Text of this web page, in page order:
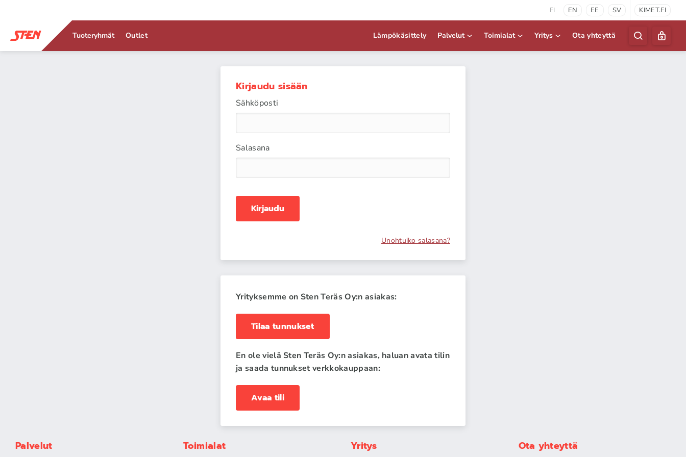
FI EN EE SV KIMET.FI
Tuoteryhmät Outlet Lämpökäsittely Palvelut Toimialat Yritys Ota yhteyttä
Kirjaudu sisään
Sähköposti
Salasana
Kirjaudu
Unohtuiko salasana?
Yrityksemme on Sten Teräs Oy:n asiakas:
Tilaa tunnukset
En ole vielä Sten Teräs Oy:n asiakas, haluan avata tilin
ja saada tunnukset verkkokauppaan:
Avaa tili
Palvelut Toimialat Yritys Ota yhteyttä